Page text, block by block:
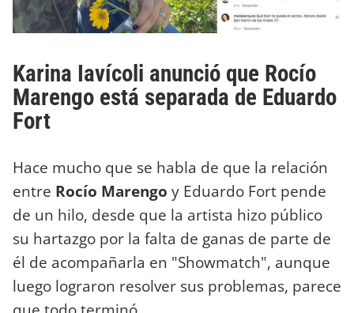
Karina Iavícoli anunció que Rocío
Marengo está separada de Eduardo
Fort
Hace mucho que se habla de que la relación
entre Rocío Marengo y Eduardo Fort pende
de un hilo, desde que la artista hizo público
su hartazgo por la falta de ganas de parte de
él de acompañarla en "Showmatch", aunque
luego lograron resolver sus problemas, parece